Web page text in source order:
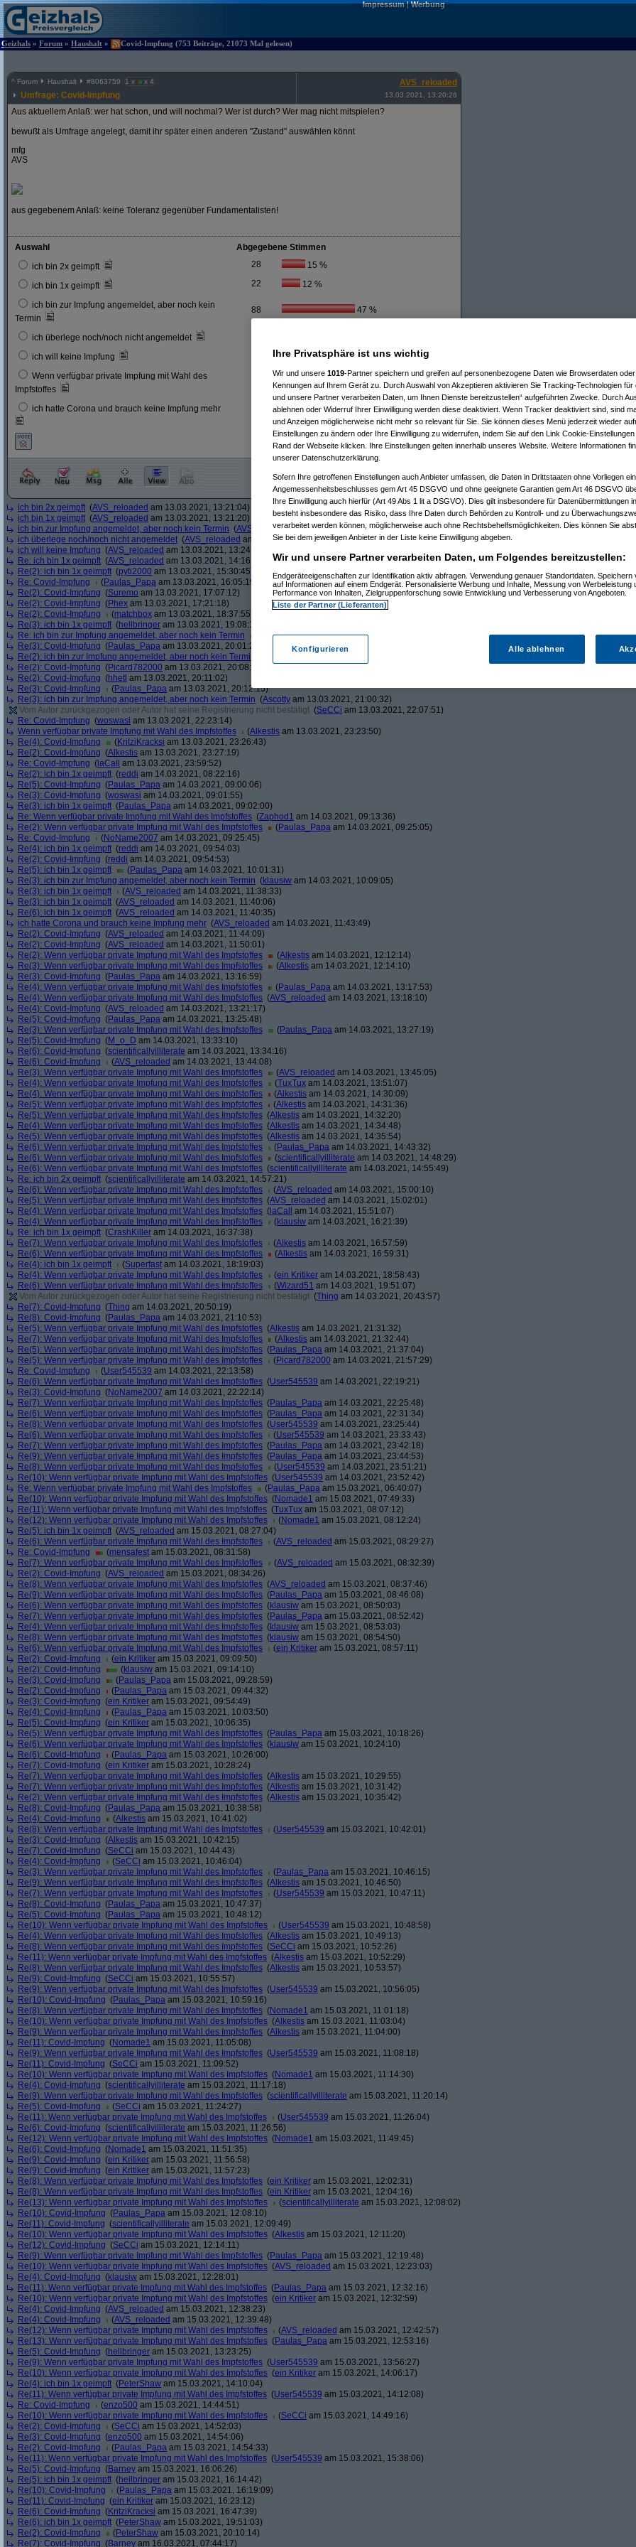
Impressum|Werbung
Geizhals » Forum » Haushalt » Covid-Impfung (753 Beiträge, 21073 Mal gelesen)
^ Forum Haushalt #8063759 1 x x 4
Umfrage: Covid-Impfung
AVS_reloaded
13.03.2021, 13:20:26
Aus aktuellem Anlaß: wer hat schon, und will nochmal? Wer ist durch? Wer mag nicht mitspielen?
bewußt als Umfrage angelegt, damit ihr später einen anderen "Zustand" auswählen könnt
mfg
AVS
aus gegebenem Anlaß: keine Toleranz gegenüber Fundamentalisten!
Auswahl
Abgegebene Stimmen
ich bin 2x geimpft
28 15 %
ich bin 1x geimpft 22 12 %
ich bin zur Impfung angemeldet, aber noch kein
Termin
88 47 %
ich überlege noch/noch nicht angemeldet
ich will keine Impfung 12 %
Wenn verfügbar private Impfung mit Wahl des
Impfstoffes
ich hatte Corona und brauch keine Impfung mehr 4 %
ich bin 2x geimpft (AVS_reloaded am 13.03.2021, 13:21:04)
ich bin 1x geimpft (AVS_reloaded am 13.03.2021, 13:21:20)
ich bin zur Impfung angemeldet, aber noch kein Termin (AVS_reloadedam 13.03.2021, 13:22:08)
ich überlege noch/noch nicht angemeldet (AVS_reloaded am 13.03.2021, 13:23:55)
ich will keine Impfung (AVS_reloaded am 13.03.2021, 13:24:12)
Re: ich bin 1x geimpft (AVS_reloaded am 13.03.2021, 14:16:51)
Re(2): ich bin 1x geimpft (pyti2000 am 13.03.2021, 15:30:45)
Re: Covid-Impfung
(Paulas_Papa am 13.03.2021, 16:05:19)
Re(2): Covid-Impfung (Suremo am 13.03.2021, 17:07:12)
Re(2): Covid-Impfung (Phex am 13.03.2021, 17:21:18)
Re(2): Covid-Impfung
(matchbox am 13.03.2021, 18:37:55)
Re(3): ich bin 1x geimpft (hellbringer am 13.03.2021, 19:08:15)
Re: ich bin zur Impfung angemeldet, aber noch kein Termin
Ascottyam 13.03.2021, 19:14:53)
Re(3): Covid-Impfung (Paulas_Papa am 13.03.2021, 20:01:29)
Re(2): ich bin zur Impfung angemeldet, aber noch kein Termin
Re(2): Covid-Impfung (Picard782000 am 13.03.2021, 20:08:50)
Re(2): Covid-Impfung (hhetl am 13.03.2021, 20:11:02)
Re(3): Covid-Impfung
(Paulas_Papa am 13.03.2021, 20:12:15)
Re(3): ich bin zur Impfung angemeldet, aber noch kein Termin (Ascotty am 13.03.2021, 21:00:32)
Vom Autor zurückgezogen oder Autor hat seine Registrierung nicht bestätigt (SeCCi am 13.03.2021, 22:07:51)
Re: Covid-Impfung (woswasi am 13.03.2021, 22:23:14)
Wenn verfügbar private Impfung mit Wahl des Impfstoffes
(Alkestis am 13.03.2021, 23:23:50)
Re(4): Covid-Impfung
(KritziKracksi am 13.03.2021, 23:26:43)
Re(2): Covid-Impfung (Alkestis am 13.03.2021, 23:27:19)
Re: Covid-Impfung ( laCall
am 13.03.2021, 23:59:52)
Re(2): ich bin 1x geimpft (reddi am 14.03.2021, 08:22:16)
Re(5): Covid-Impfung (Paulas_Papa am 14.03.2021, 09:00:06)
Re(3): Covid-Impfung (woswasi am 14.03.2021, 09:01:55)
Re(3): ich bin 1x geimpft (Paulas_Papa am 14.03.2021, 09:02:00)
Re: Wenn verfügbar private Impfung mit Wahl des Impfstoffes (Zaphod1 am 14.03.2021, 09:13:36)
Re(2): Wenn verfügbar private Impfung mit Wahl des Impfstoffes
(Paulas_Papa am 14.03.2021, 09:25:05)
Re: Covid-Impfung
(NoName2007 am 14.03.2021, 09:25:45)
Re(4): ich bin 1x geimpft (reddi am 14.03.2021, 09:54:03)
Re(2): Covid-Impfung (reddi am 14.03.2021, 09:54:53)
Re(5): ich bin 1x geimpft
(Paulas_Papa am 14.03.2021, 10:01:31)
Re(3): ich bin zur Impfung angemeldet, aber noch kein Termin (klausiw am 14.03.2021, 10:09:05)
Re(3): ich bin 1x geimpft
(AVS_reloaded am 14.03.2021, 11:38:33)
Re(3): ich bin 1x geimpft (AVS_reloaded am 14.03.2021, 11:40:06)
Re(6): ich bin 1x geimpft (AVS_reloaded am 14.03.2021, 11:40:35)
ich hatte Corona und brauch keine Impfung mehr (AVS_reloaded am 14.03.2021, 11:43:49)
Re(2): Covid-Impfung (AVS_reloaded am 14.03.2021, 11:44:09)
Re(2): Covid-Impfung (AVS_reloaded am 14.03.2021, 11:50:01)
Re(2): Wenn verfügbar private Impfung mit Wahl des Impfstoffes
(Alkestis am 14.03.2021, 12:12:14)
Re(3): Wenn verfügbar private Impfung mit Wahl des Impfstoffes
(Alkestis am 14.03.2021, 12:14:10)
Re(3): Covid-Impfung (Paulas_Papa am 14.03.2021, 13:16:59)
Re(4): Wenn verfügbar private Impfung mit Wahl des Impfstoffes
(Paulas_Papa am 14.03.2021, 13:17:53)
Re(4): Wenn verfügbar private Impfung mit Wahl des Impfstoffes (AVS_reloaded am 14.03.2021, 13:18:10)
Re(4): Covid-Impfung (AVS_reloaded am 14.03.2021, 13:21:17)
Re(5): Covid-Impfung (Paulas_Papa am 14.03.2021, 13:25:48)
Re(3): Wenn verfügbar private Impfung mit Wahl des Impfstoffes
(Paulas_Papa am 14.03.2021, 13:27:19)
Re(5): Covid-Impfung (M_o_D am 14.03.2021, 13:33:10)
Re(6): Covid-Impfung (scientificallyilliterate am 14.03.2021, 13:34:16)
Re(6): Covid-Impfung
(AVS_reloaded am 14.03.2021, 13:44:08)
Re(3): Wenn verfügbar private Impfung mit Wahl des Impfstoffes
(AVS_reloaded am 14.03.2021, 13:45:05)
Re(4): Wenn verfügbar private Impfung mit Wahl des Impfstoffes
(TuxTux am 14.03.2021, 13:51:07)
Re(4): Wenn verfügbar private Impfung mit Wahl des Impfstoffes
(Alkestis am 14.03.2021, 14:30:09)
Re(5): Wenn verfügbar private Impfung mit Wahl des Impfstoffes
(Alkestis am 14.03.2021, 14:31:36)
Re(5): Wenn verfügbar private Impfung mit Wahl des Impfstoffes (Alkestis am 14.03.2021, 14:32:20)
Re(4): Wenn verfügbar private Impfung mit Wahl des Impfstoffes (Alkestis am 14.03.2021, 14:34:48)
Re(5): Wenn verfügbar private Impfung mit Wahl des Impfstoffes (Alkestis am 14.03.2021, 14:35:54)
Re(6): Wenn verfügbar private Impfung mit Wahl des Impfstoffes
(Paulas_Papa am 14.03.2021, 14:43:32)
Re(6): Wenn verfügbar private Impfung mit Wahl des Impfstoffes
(scientificallyilliterate am 14.03.2021, 14:48:29)
Re(6): Wenn verfügbar private Impfung mit Wahl des Impfstoffes (scientificallyilliterate am 14.03.2021, 14:55:49)
Re: ich bin 2x geimpft (scientificallyilliterate am 14.03.2021, 14:57:21)
Re(6): Wenn verfügbar private Impfung mit Wahl des Impfstoffes
(AVS_reloaded am 14.03.2021, 15:00:10)
Re(5): Wenn verfügbar private Impfung mit Wahl des Impfstoffes (AVS_reloaded am 14.03.2021, 15:02:01)
Re(4): Wenn verfügbar private Impfung mit Wahl des Impfstoffes ( laCall
am 14.03.2021, 15:51:07)
Re(4): Wenn verfügbar private Impfung mit Wahl des Impfstoffes
(klausiw am 14.03.2021, 16:21:39)
Re: ich bin 1x geimpft (CrashKiller am 14.03.2021, 16:37:38)
Re(7): Wenn verfügbar private Impfung mit Wahl des Impfstoffes
(Alkestis am 14.03.2021, 16:57:59)
Re(6): Wenn verfügbar private Impfung mit Wahl des Impfstoffes
(Alkestis am 14.03.2021, 16:59:31)
Re(4): ich bin 1x geimpft
(Superfast am 14.03.2021, 18:19:03)
Re(4): Wenn verfügbar private Impfung mit Wahl des Impfstoffes
(ein Kritiker am 14.03.2021, 18:58:43)
Re(6): Wenn verfügbar private Impfung mit Wahl des Impfstoffes
(Wizard51 am 14.03.2021, 19:51:07)
Vom Autor zurückgezogen oder Autor hat seine Registrierung nicht bestätigt (Thing am 14.03.2021, 20:43:57)
Re(7): Covid-Impfung (Thing am 14.03.2021, 20:50:19)
Re(8): Covid-Impfung (Paulas_Papa am 14.03.2021, 21:10:53)
Re(5): Wenn verfügbar private Impfung mit Wahl des Impfstoffes (Alkestis am 14.03.2021, 21:31:32)
Re(7): Wenn verfügbar private Impfung mit Wahl des Impfstoffes
(Alkestis am 14.03.2021, 21:32:44)
Re(5): Wenn verfügbar private Impfung mit Wahl des Impfstoffes (Paulas_Papa am 14.03.2021, 21:37:04)
Re(5): Wenn verfügbar private Impfung mit Wahl des Impfstoffes
(Picard782000 am 14.03.2021, 21:57:29)
Re: Covid-Impfung
(User545539 am 14.03.2021, 22:13:58)
Re(6): Wenn verfügbar private Impfung mit Wahl des Impfstoffes (User545539 am 14.03.2021, 22:19:21)
Re(3): Covid-Impfung (NoName2007 am 14.03.2021, 22:22:14)
Re(7): Wenn verfügbar private Impfung mit Wahl des Impfstoffes (Paulas_Papa am 14.03.2021, 22:25:48)
Re(6): Wenn verfügbar private Impfung mit Wahl des Impfstoffes (Paulas_Papa am 14.03.2021, 22:31:34)
Re(8): Wenn verfügbar private Impfung mit Wahl des Impfstoffes (User545539 am 14.03.2021, 23:25:44)
Re(6): Wenn verfügbar private Impfung mit Wahl des Impfstoffes
(User545539 am 14.03.2021, 23:33:43)
Re(7): Wenn verfügbar private Impfung mit Wahl des Impfstoffes (Paulas_Papa am 14.03.2021, 23:42:18)
Re(9): Wenn verfügbar private Impfung mit Wahl des Impfstoffes (Paulas_Papa am 14.03.2021, 23:44:53)
Re(8): Wenn verfügbar private Impfung mit Wahl des Impfstoffes
(User545539 am 14.03.2021, 23:51:21)
Re(10): Wenn verfügbar private Impfung mit Wahl des Impfstoffes (User545539 am 14.03.2021, 23:52:42)
Re: Wenn verfügbar private Impfung mit Wahl des Impfstoffes
(Paulas_Papa am 15.03.2021, 06:40:07)
Re(10): Wenn verfügbar private Impfung mit Wahl des Impfstoffes (Nomade1 am 15.03.2021, 07:49:33)
Re(11): Wenn verfügbar private Impfung mit Wahl des Impfstoffes (TuxTux am 15.03.2021, 08:07:12)
Re(12): Wenn verfügbar private Impfung mit Wahl des Impfstoffes
(Nomade1 am 15.03.2021, 08:12:24)
Re(5): ich bin 1x geimpft (AVS_reloaded am 15.03.2021, 08:27:04)
Re(6): Wenn verfügbar private Impfung mit Wahl des Impfstoffes
(AVS_reloaded am 15.03.2021, 08:29:27)
Re: Covid-Impfung
(mensafest am 15.03.2021, 08:31:58)
Re(7): Wenn verfügbar private Impfung mit Wahl des Impfstoffes
(AVS_reloaded am 15.03.2021, 08:32:39)
Re(2): Covid-Impfung (AVS_reloaded am 15.03.2021, 08:34:26)
Re(8): Wenn verfügbar private Impfung mit Wahl des Impfstoffes (AVS_reloaded am 15.03.2021, 08:37:46)
Re(9): Wenn verfügbar private Impfung mit Wahl des Impfstoffes (Paulas_Papa am 15.03.2021, 08:46:08)
Re(6): Wenn verfügbar private Impfung mit Wahl des Impfstoffes (klausiw am 15.03.2021, 08:50:03)
Re(7): Wenn verfügbar private Impfung mit Wahl des Impfstoffes (Paulas_Papa am 15.03.2021, 08:52:42)
Re(4): Wenn verfügbar private Impfung mit Wahl des Impfstoffes (klausiw am 15.03.2021, 08:53:03)
Re(8): Wenn verfügbar private Impfung mit Wahl des Impfstoffes (klausiw am 15.03.2021, 08:54:50)
Re(6): Wenn verfügbar private Impfung mit Wahl des Impfstoffes
(ein Kritiker am 15.03.2021, 08:57:11)
Re(2): Covid-Impfung
(ein Kritiker am 15.03.2021, 09:09:50)
Re(2): Covid-Impfung
(klausiw am 15.03.2021, 09:14:10)
Re(3): Covid-Impfung
(Paulas_Papa am 15.03.2021, 09:28:59)
Re(2): Covid-Impfung
(Paulas_Papa am 15.03.2021, 09:44:32)
Re(3): Covid-Impfung (ein Kritiker am 15.03.2021, 09:54:49)
Re(4): Covid-Impfung
(Paulas_Papa am 15.03.2021, 10:03:50)
Re(5): Covid-Impfung (ein Kritiker am 15.03.2021, 10:06:35)
Re(5): Wenn verfügbar private Impfung mit Wahl des Impfstoffes (Paulas_Papa am 15.03.2021, 10:18:26)
Re(6): Wenn verfügbar private Impfung mit Wahl des Impfstoffes (klausiw am 15.03.2021, 10:24:10)
Re(6): Covid-Impfung
(Paulas_Papa am 15.03.2021, 10:26:00)
Re(7): Covid-Impfung (ein Kritiker am 15.03.2021, 10:28:24)
Re(7): Wenn verfügbar private Impfung mit Wahl des Impfstoffes (Alkestis am 15.03.2021, 10:29:55)
Re(7): Wenn verfügbar private Impfung mit Wahl des Impfstoffes (Alkestis am 15.03.2021, 10:31:42)
Re(2): Wenn verfügbar private Impfung mit Wahl des Impfstoffes (Alkestis am 15.03.2021, 10:35:42)
Re(8): Covid-Impfung (Paulas_Papa am 15.03.2021, 10:38:58)
Re(4): Covid-Impfung
(Alkestis am 15.03.2021, 10:41:02)
Re(8): Wenn verfügbar private Impfung mit Wahl des Impfstoffes
(User545539 am 15.03.2021, 10:42:01)
Re(3): Covid-Impfung (Alkestis am 15.03.2021, 10:42:15)
Re(7): Covid-Impfung (SeCCi am 15.03.2021, 10:44:43)
Re(4): Covid-Impfung
(SeCCi am 15.03.2021, 10:46:04)
Re(3): Wenn verfügbar private Impfung mit Wahl des Impfstoffes
(Paulas_Papa am 15.03.2021, 10:46:15)
Re(9): Wenn verfügbar private Impfung mit Wahl des Impfstoffes (Alkestis am 15.03.2021, 10:46:50)
Re(7): Wenn verfügbar private Impfung mit Wahl des Impfstoffes
(User545539 am 15.03.2021, 10:47:11)
Re(8): Covid-Impfung (Paulas_Papa am 15.03.2021, 10:47:37)
Re(5): Covid-Impfung (Paulas_Papa am 15.03.2021, 10:48:12)
Re(10): Wenn verfügbar private Impfung mit Wahl des Impfstoffes
(User545539 am 15.03.2021, 10:48:58)
Re(4): Wenn verfügbar private Impfung mit Wahl des Impfstoffes (Alkestis am 15.03.2021, 10:49:13)
Re(8): Wenn verfügbar private Impfung mit Wahl des Impfstoffes (SeCCi am 15.03.2021, 10:52:26)
Re(11): Wenn verfügbar private Impfung mit Wahl des Impfstoffes (Alkestis am 15.03.2021, 10:52:29)
Re(8): Wenn verfügbar private Impfung mit Wahl des Impfstoffes (Alkestis am 15.03.2021, 10:53:57)
Re(9): Covid-Impfung (SeCCi am 15.03.2021, 10:55:57)
Re(9): Wenn verfügbar private Impfung mit Wahl des Impfstoffes (User545539 am 15.03.2021, 10:56:05)
Re(10): Covid-Impfung (Paulas_Papa am 15.03.2021, 10:59:16)
Re(8): Wenn verfügbar private Impfung mit Wahl des Impfstoffes (Nomade1 am 15.03.2021, 11:01:18)
Re(10): Wenn verfügbar private Impfung mit Wahl des Impfstoffes (Alkestis am 15.03.2021, 11:03:04)
Re(9): Wenn verfügbar private Impfung mit Wahl des Impfstoffes (Alkestis am 15.03.2021, 11:04:00)
Re(11): Covid-Impfung (Nomade1 am 15.03.2021, 11:05:08)
Re(9): Wenn verfügbar private Impfung mit Wahl des Impfstoffes (User545539 am 15.03.2021, 11:08:18)
Re(11): Covid-Impfung (SeCCi am 15.03.2021, 11:09:52)
Re(10): Wenn verfügbar private Impfung mit Wahl des Impfstoffes (Nomade1 am 15.03.2021, 11:14:30)
Re(4): Covid-Impfung (scientificallyilliterate am 15.03.2021, 11:17:18)
Re(9): Wenn verfügbar private Impfung mit Wahl des Impfstoffes (scientificallyilliterate am 15.03.2021, 11:20:14)
Re(5): Covid-Impfung
(SeCCi am 15.03.2021, 11:24:27)
Re(11): Wenn verfügbar private Impfung mit Wahl des Impfstoffes
(User545539 am 15.03.2021, 11:26:04)
Re(6): Covid-Impfung (scientificallyilliterate am 15.03.2021, 11:26:56)
Re(12): Wenn verfügbar private Impfung mit Wahl des Impfstoffes (Nomade1 am 15.03.2021, 11:49:45)
Re(6): Covid-Impfung (Nomade1 am 15.03.2021, 11:51:35)
Re(9): Covid-Impfung (ein Kritiker am 15.03.2021, 11:56:58)
Re(9): Covid-Impfung (ein Kritiker am 15.03.2021, 11:57:23)
Re(8): Wenn verfügbar private Impfung mit Wahl des Impfstoffes (ein Kritiker am 15.03.2021, 12:02:31)
Re(8): Wenn verfügbar private Impfung mit Wahl des Impfstoffes (ein Kritiker am 15.03.2021, 12:04:16)
Re(13): Wenn verfügbar private Impfung mit Wahl des Impfstoffes
(scientificallyilliterate am 15.03.2021, 12:08:02)
Re(10): Covid-Impfung (Paulas_Papa am 15.03.2021, 12:08:10)
Re(11): Covid-Impfung (scientificallyilliterate am 15.03.2021, 12:09:49)
Re(10): Wenn verfügbar private Impfung mit Wahl des Impfstoffes (Alkestis am 15.03.2021, 12:11:20)
Re(12): Covid-Impfung (SeCCi am 15.03.2021, 12:14:11)
Re(9): Wenn verfügbar private Impfung mit Wahl des Impfstoffes (Paulas_Papa am 15.03.2021, 12:19:48)
Re(10): Wenn verfügbar private Impfung mit Wahl des Impfstoffes (AVS_reloaded am 15.03.2021, 12:23:03)
Re(4): Covid-Impfung (klausiw am 15.03.2021, 12:28:01)
Re(11): Wenn verfügbar private Impfung mit Wahl des Impfstoffes (Paulas_Papa am 15.03.2021, 12:32:16)
Re(10): Wenn verfügbar private Impfung mit Wahl des Impfstoffes (ein Kritiker am 15.03.2021, 12:32:59)
Re(4): Covid-Impfung (AVS_reloaded am 15.03.2021, 12:38:23)
Re(4): Covid-Impfung
(AVS_reloaded am 15.03.2021, 12:39:48)
Re(12): Wenn verfügbar private Impfung mit Wahl des Impfstoffes
(AVS_reloaded am 15.03.2021, 12:42:57)
Re(13): Wenn verfügbar private Impfung mit Wahl des Impfstoffes (Paulas_Papa am 15.03.2021, 12:53:16)
Re(5): Covid-Impfung (hellbringer am 15.03.2021, 13:23:25)
Re(9): Wenn verfügbar private Impfung mit Wahl des Impfstoffes (User545539 am 15.03.2021, 13:56:27)
Re(10): Wenn verfügbar private Impfung mit Wahl des Impfstoffes (ein Kritiker am 15.03.2021, 14:06:17)
Re(4): ich bin 1x geimpft (PeterShaw am 15.03.2021, 14:10:04)
Re(11): Wenn verfügbar private Impfung mit Wahl des Impfstoffes (User545539 am 15.03.2021, 14:12:08)
Re: Covid-Impfung
(enzo500 am 15.03.2021, 14:44:51)
Re(10): Wenn verfügbar private Impfung mit Wahl des Impfstoffes
(SeCCi am 15.03.2021, 14:49:16)
Re(2): Covid-Impfung
(SeCCi am 15.03.2021, 14:52:03)
Re(3): Covid-Impfung (enzo500 am 15.03.2021, 14:54:06)
Re(2): Covid-Impfung
(Paulas_Papa am 15.03.2021, 14:54:33)
Re(11): Wenn verfügbar private Impfung mit Wahl des Impfstoffes (User545539 am 15.03.2021, 15:38:06)
Re(5): Covid-Impfung (Barney am 15.03.2021, 16:06:26)
Re(5): ich bin 1x geimpft (hellbringer am 15.03.2021, 16:14:42)
Re(10): Covid-Impfung
(Paulas_Papa am 15.03.2021, 16:19:09)
Re(11): Covid-Impfung (ein Kritiker am 15.03.2021, 16:23:12)
Re(6): Covid-Impfung (KritziKracksi am 15.03.2021, 16:47:39)
Re(6): ich bin 1x geimpft (PeterShaw am 15.03.2021, 19:51:03)
Re(2): Covid-Impfung
(PeterShaw am 15.03.2021, 20:10:14)
Re(7): Covid-Impfung (Barney am 16.03.2021, 07:44:17)
Ihre Privatsphäre ist uns wichtig
Wir und unsere 1019-Partner speichern und greifen auf personenbezogene Daten wie Browserdaten
Kennungen auf Ihrem Gerät zu. Durch Auswahl von Akzeptieren aktivieren Sie Tracking-Technologien für
und unsere Partner verarbeiten Daten, um Ihnen Dienste bereitzustellen“ aufgeführten Zwecke. Durch
ablehnen oder Widerruf Ihrer Einwilligung werden diese deaktiviert. Wenn Tracker deaktiviert sind, sind
und Anzeigen möglicherweise nicht mehr so relevant für Sie. Sie können dieses Menü jederzeit wieder
Einstellungen zu ändern oder Ihre Einwilligung zu widerrufen, indem Sie auf den Link Cookie-
Rand der Webseite klicken. Ihre Einstellungen gelten innerhalb unseres Website. Weitere Informationen
unserer Datenschutzerklärung.
Sofern Ihre getroffenen Einstellungen auch Anbieter umfassen, die Daten in Drittstaaten ohne Vorliegen
Angemessenheitsbeschlusses gem Art 45 DSGVO und ohne geeignete Garantien gem Art 46 DSGVO
Ihre Einwilligung auch hierfür (Art 49 Abs 1 lit a DSGVO). Dies gilt insbesondere für Datenübermittlungen
besteht insbesondere das Risiko, dass Ihre Daten durch Behörden zu Kontroll- und zu
verarbeitet werden können, möglicherweise auch ohne Rechtsbehelfsmöglichkeiten. Dies können Sie
Sie bei dem jeweiligen Anbieter in der Liste keine Einwilligung abgeben.
Wir und unsere Partner verarbeiten Daten, um Folgendes bereitzustellen:
Endgeräteeigenschaften zur Identifikation aktiv abfragen. Verwendung genauer Standortdaten. Speichern
auf Informationen auf einem Endgerät. Personalisierte Werbung und Inhalte, Messung von Werbeleistung
Performance von Inhalten, Zielgruppenforschung sowie Entwicklung und Verbesserung von Angeboten.
Liste der Partner (Lieferanten)
Konfigurieren Alle ablehnen